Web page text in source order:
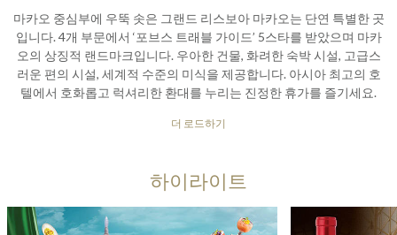
마카오 중심부에 우뚝 솟은 그랜드 리스보아 마카오는 단연 특별한 곳
입니다. 4개 부문에서 ‘포브스 트래블 가이드’ 5스타를 받았으며 마카
오의 상징적 랜드마크입니다. 우아한 건물, 화려한 숙박 시설, 고급스
러운 편의 시설, 세계적 수준의 미식을 제공합니다. 아시아 최고의 호
텔에서 호화롭고 럭셔리한 환대를 누리는 진정한 휴가를 즐기세요.
더 로드하기
하이라이트